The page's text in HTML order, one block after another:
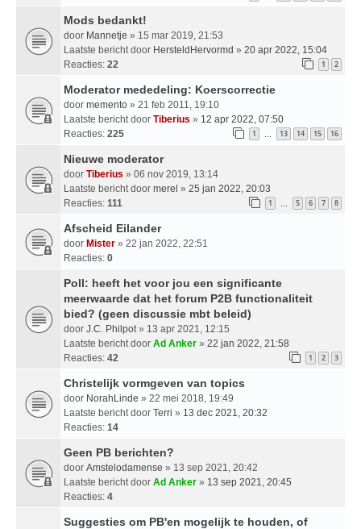
Mods bedankt!
door Mannetje » 15 mar 2019, 21:53
Laatste bericht door HersteldHervormd » 20 apr 2022, 15:04
Reacties: 22 1 2
Moderator mededeling: Koerscorrectie
door memento » 21 feb 2011, 19:10
Laatste bericht door Tiberius » 12 apr 2022, 07:50
Reacties: 225 1 … 13 14 15 16
Nieuwe moderator
door Tiberius » 06 nov 2019, 13:14
Laatste bericht door merel » 25 jan 2022, 20:03
Reacties: 111 1 … 5 6 7 8
Afscheid Eilander
door Mister » 22 jan 2022, 22:51
Reacties: 0
Poll: heeft het voor jou een significante
meerwaarde dat het forum P2B functionaliteit
bied? (geen discussie mbt beleid)
door J.C. Philpot » 13 apr 2021, 12:15
Laatste bericht door Ad Anker » 22 jan 2022, 21:58
Reacties: 42 1 2 3
Christelijk vormgeven van topics
door NorahLinde » 22 mei 2018, 19:49
Laatste bericht door Terri » 13 dec 2021, 20:32
Reacties: 14
Geen PB berichten?
door Amstelodamense » 13 sep 2021, 20:42
Laatste bericht door Ad Anker » 13 sep 2021, 20:45
Reacties: 4
Suggesties om PB'en mogelijk te houden, of